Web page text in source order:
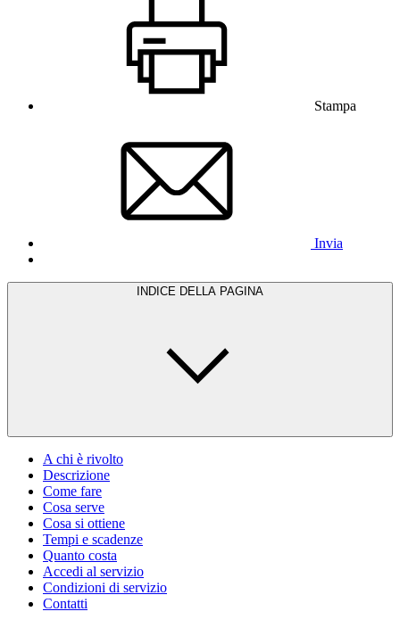
Stampa
Invia
INDICE DELLA PAGINA
A chi è rivolto
Descrizione
Come fare
Cosa serve
Cosa si ottiene
Tempi e scadenze
Quanto costa
Accedi al servizio
Condizioni di servizio
Contatti